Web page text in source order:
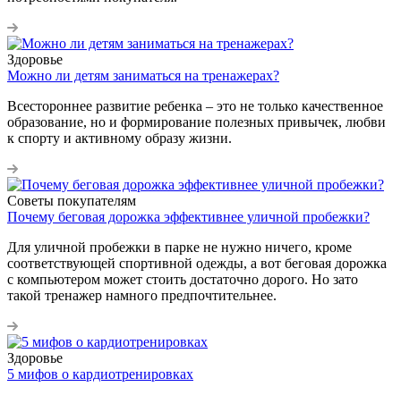
Здоровье
Можно ли детям заниматься на тренажерах?
Всестороннее развитие ребенка – это не только качественное
образование, но и формирование полезных привычек, любви
к спорту и активному образу жизни.
Советы покупателям
Почему беговая дорожка эффективнее уличной пробежки?
Для уличной пробежки в парке не нужно ничего, кроме
соответствующей спортивной одежды, а вот беговая дорожка
с компьютером может стоить достаточно дорого. Но зато
такой тренажер намного предпочтительнее.
Здоровье
5 мифов о кардиотренировках